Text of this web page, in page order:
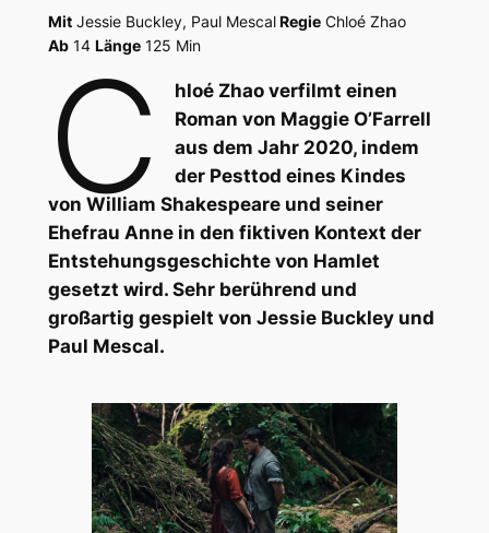
MitJessie Buckley, Paul MescalRegieChloé Zhao
Ab14 Länge125 Min
C
hloé Zhao verfilmt einen
Roman von Maggie O’Farrell
aus dem Jahr 2020, indem
der Pesttod eines Kindes
von William Shakespeare und seiner
Ehefrau Anne in den fiktiven Kontext der
Entstehungsgeschichte von Hamlet
gesetzt wird. Sehr berührend und
großartig gespielt von Jessie Buckley und
Paul Mescal.